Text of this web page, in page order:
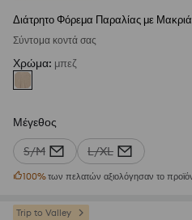
Διάτρητο Φόρεμα Παραλίας με
Σύντομα κοντά σας
Χρώμα: μπεζ
Μέγεθος
S/M L/XL
100%των πελατών αξιολόγησαν το
Trip to Valley